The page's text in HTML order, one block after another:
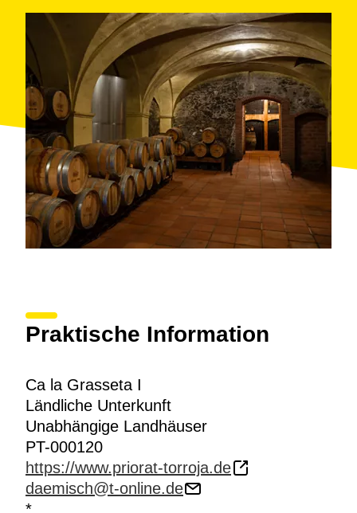
Praktische Information
Ca la Grasseta I
Ländliche Unterkunft
Unabhängige Landhäuser
PT-000120
https://www.priorat-torroja.de
daemisch@t-online.de
*